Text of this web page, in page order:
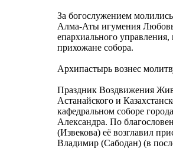
За богослужением
Алма-Аты игумения
епархиального
прихожане собора.
Архипастырь вознес
Праздник Воздвижения
Астанайского и
кафедральном соборе
Александра. По
(Извекова) её возглавил
Владимир (Сабодан) (в